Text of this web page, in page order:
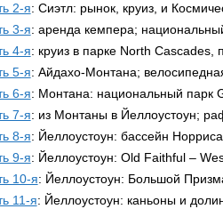
2-я: Сиэтл: рынок, круиз, и
3-я: аренда кемпера;
4-я: круиз в парке North Cascades,
5-я: Айдахо-Монтана;
6-я: Монтана: национальный парк
7-я: из Монтаны в Йеллоустоун;
8-я: Йеллоустоун: бассейн Норриса
9-я: Йеллоустоун: Old Faithful –
10-я: Йеллоустоун: Большой
11-я: Йеллоустоун: каньоны и